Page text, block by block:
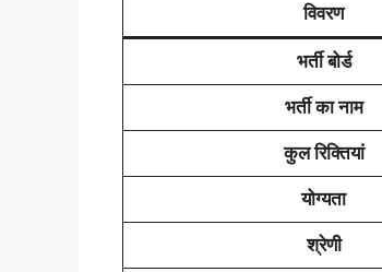
विवरण
भर्ती बोर्ड
भर्ती का नाम
कुल रिक्तियां
योग्यता
श्रेणी